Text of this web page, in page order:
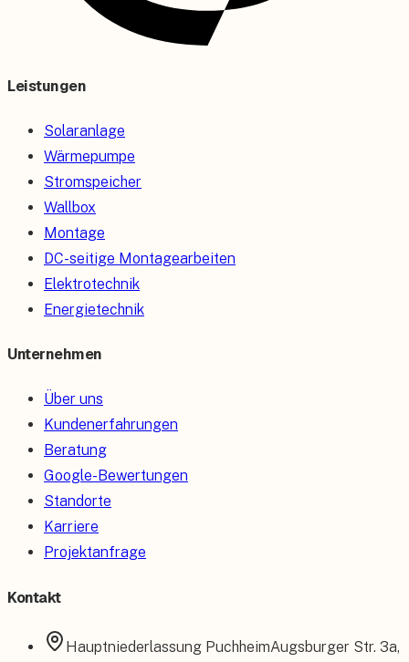
Leistungen
Solaranlage
Wärmepumpe
Stromspeicher
Wallbox
Montage
DC-seitige Montagearbeiten
Elektrotechnik
Energietechnik
Unternehmen
Über uns
Kundenerfahrungen
Beratung
Google-Bewertungen
Standorte
Karriere
Projektanfrage
Kontakt
Hauptniederlassung PuchheimAugsburger Str. 3a,